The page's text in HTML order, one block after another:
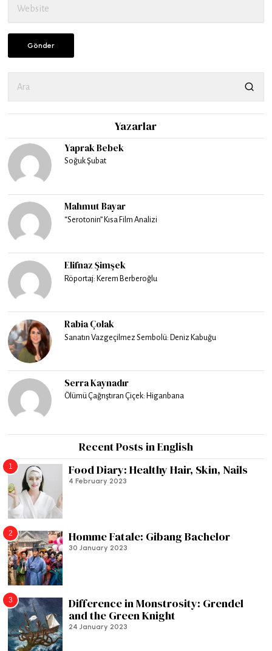
Yazarlar
Yaprak Bebek
Soğuk Şubat
Mahmut Bayar
“Serotonin” Kısa Film Analizi
Elifnaz Şimşek
Röportaj: Kerem Berberoğlu
Rabia Çolak
Sanatın Vazgeçilmez Sembolü: Deniz Kabuğu
Serra Kaynadır
Ölümü Çağrıştıran Çiçek: Higanbana
Recent Posts in English
1 Food Diary: Healthy Hair, Skin, Nails
4 February 2023
2 Homme Fatale: Gibang Bachelor
30 January 2023
3
Difference in Monstrosity: Grendel
and the Green Knight
24 January 2023